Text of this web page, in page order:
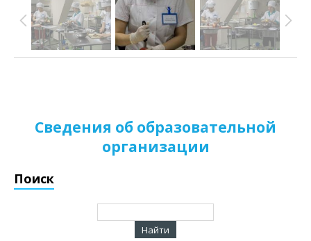
Сведения об образовательной
организации
Поиск